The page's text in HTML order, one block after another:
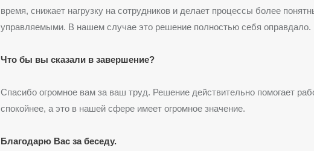
время, снижает нагрузку на сотрудников и делает процессы более
управляемыми. В нашем случае это решение полностью себя оправдало.
Что бы вы сказали в завершение?
Спасибо огромное вам за ваш труд. Решение действительно помогает
спокойнее, а это в нашей сфере имеет огромное значение.
Благодарю Вас за беседу.